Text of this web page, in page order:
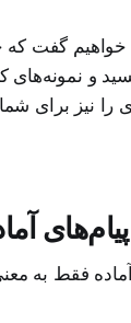
گفت
و
را نیز برای
پیام‌های
آماده فقط به